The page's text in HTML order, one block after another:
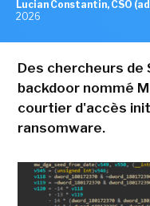
Lucian Constantin, CSO
2026
Des chercheurs de
backdoor nommé
courtier d'accès
ransomware.